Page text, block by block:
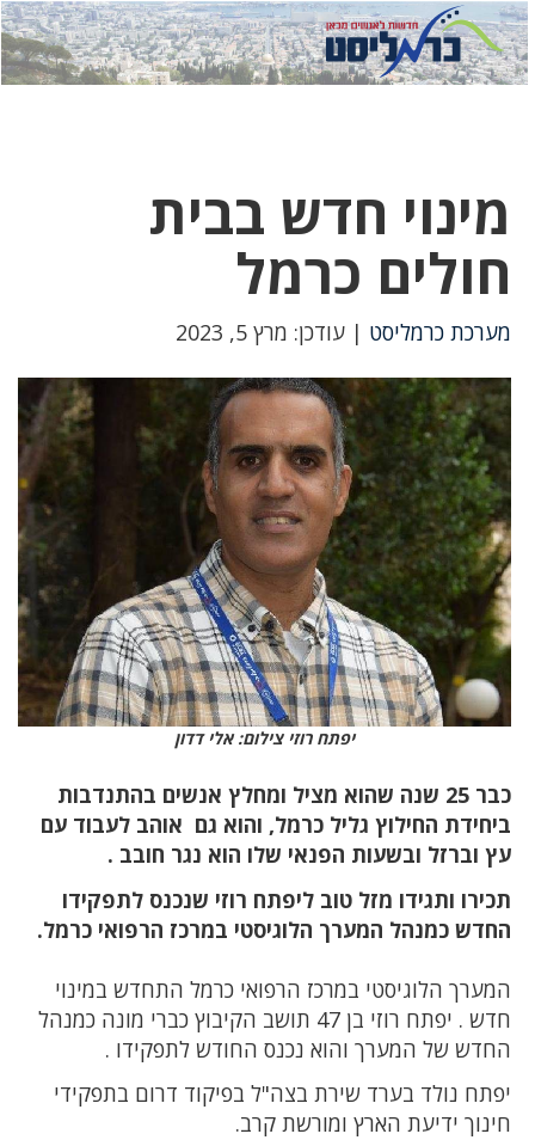
לחץ
כאן
לחץ
כדי
מינוי חדש בבית
חולים כרמל
מערכת כרמליסט | עודכן: מרץ 5, 2023
יפתח רוזי צילום: אלי דדון
כבר 25 שנה שהוא מציל ומחלץ אנשים בהתנדבות
ביחידת החילוץ גליל כרמל, והוא גם אוהב לעבוד עם
עץ וברזל ובשעות הפנאי שלו הוא נגר חובב .
תכירו ותגידו מזל טוב ליפתח רוזי שנכנס לתפקידו
החדש כמנהל המערך הלוגיסטי במרכז הרפואי כרמל.
המערך הלוגיסטי במרכז הרפואי כרמל התחדש במינוי
חדש . יפתח רוזי בן 47 תושב הקיבוץ כברי מונה כמנהל
החדש של המערך והוא נכנס החודש לתפקידו .
יפתח נולד בערד שירת בצה"ל בפיקוד דרום בתפקידי
חינוך ידיעת הארץ ומורשת קרב.